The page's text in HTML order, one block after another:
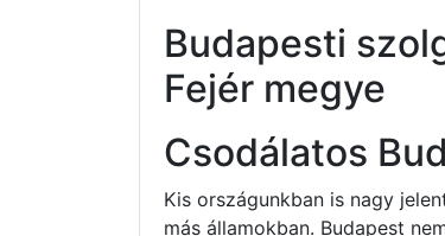
Budapesti
Fejér megye
Csodálatos
Kis országunkban is nagy
más államokban. Budapest